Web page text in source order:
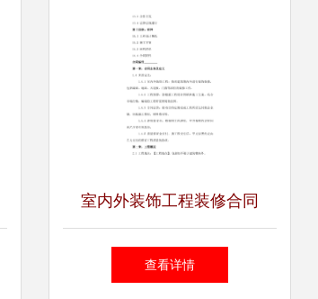
室内外装饰工程装修合同
（2024版） 建筑装饰装修建
查看详情